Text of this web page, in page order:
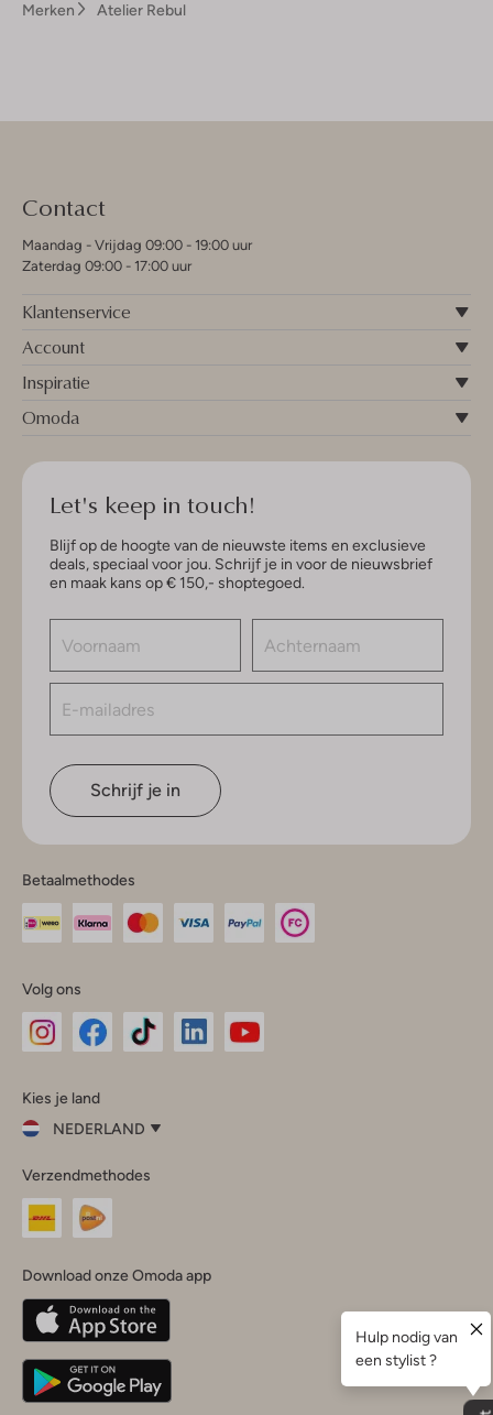
Merken
Atelier Rebul
Contact
Maandag - Vrijdag 09:00 - 19:00 uur
Zaterdag 09:00 - 17:00 uur
Klantenservice
Account
Inspiratie
Omoda
Let's keep in touch!
Blijf op de hoogte van de nieuwste items en exclusieve
deals, speciaal voor jou. Schrijf je in voor de nieuwsbrief
en maak kans op € 150,- shoptegoed.
Schrijf je in
Betaalmethodes
Volg ons
InstagramFacebook
Kies je land
NEDERLAND
je
land
Nederland
Belgique(Français)
Deutschland
Verzendmethodes
Download onze Omoda app